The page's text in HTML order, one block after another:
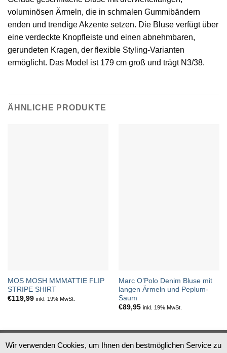
voluminösen Ärmeln, die in schmalen Gummibändern
enden und trendige Akzente setzen. Die Bluse verfügt über
eine verdeckte Knopfleiste und einen abnehmbaren,
gerundeten Kragen, der flexible Styling-Varianten
ermöglicht. Das Model ist 179 cm groß und trägt N3/38.
ÄHNLICHE PRODUKTE
MOS MOSH MMMATTIE FLIP
STRIPE SHIRT
€119,99 inkl. 19% MwSt.
Marc O’Polo Denim Bluse mit
langen Ärmeln und Peplum-
Saum
€89,95 inkl. 19% MwSt.
Datenschutz ImpressumAGB Widerruf
Wir verwenden Cookies, um Ihnen den bestmöglichen Service zu